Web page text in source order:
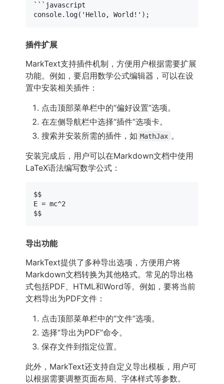
```javascript
插件扩展
MarkText支持插件机制，方便用户根据需要扩展
功能。例如，要启用数学公式编辑器，可以在设
置中安装相关插件：
点击顶部菜单栏中的“偏好设置”选项。
在左侧导航栏中选择“插件”选项卡。
搜索并安装所需的插件，如 MathJax 。
安装完成后，用户可以在Markdown文档中使用
LaTeX语法编写数学公式：
$$
E = mc^2
导出功能
MarkText提供了多种导出选项，方便用户将
Markdown文档转换为其他格式。常见的导出格
式包括PDF、HTML和Word等。例如，要将当前
文档导出为PDF文件：
点击顶部菜单栏中的“文件”选项。
选择“导出为PDF”命令。
保存文件到指定位置。
此外，MarkText还支持自定义导出模板，用户可
以根据需要调整页面布局、字体样式等参数。